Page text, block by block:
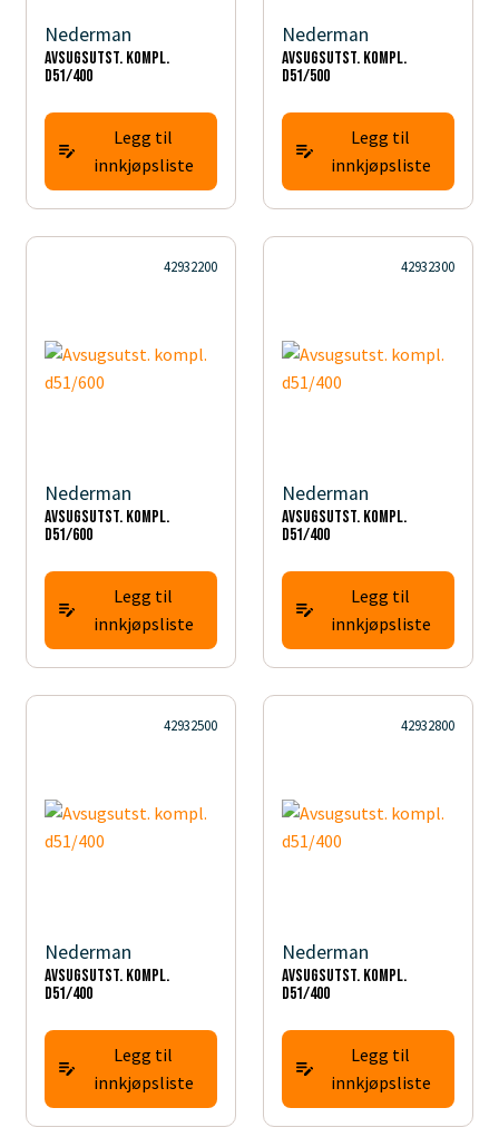
Nederman
Avsugsutst. kompl.
d51/400
Legg til
innkjøpsliste
Nederman
Avsugsutst. kompl.
d51/500
Legg til
innkjøpsliste
42932200
Nederman
Avsugsutst. kompl.
d51/600
Legg til
innkjøpsliste
42932300
Nederman
Avsugsutst. kompl.
d51/400
Legg til
innkjøpsliste
42932500
Nederman
Avsugsutst. kompl.
d51/400
Legg til
innkjøpsliste
42932800
Nederman
Avsugsutst. kompl.
d51/400
Legg til
innkjøpsliste